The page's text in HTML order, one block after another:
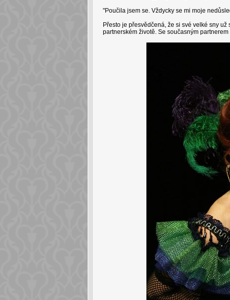
"Poučila jsem se. Vždycky se mi moje
Přesto je přesvědčená, že si své velké sny
partnerském životě. Se současným